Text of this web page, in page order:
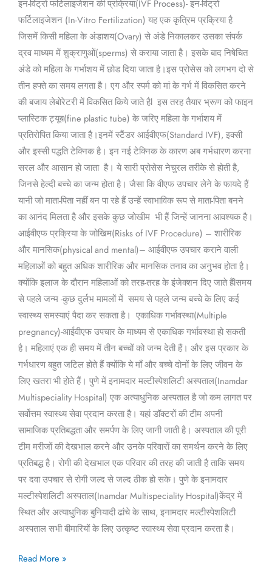
इन-विट्रो फर्टिलाइजेशन की प्रक्रिया(IVF Process)- इन-विट्रो
फर्टिलाइजेशन (In-Vitro Fertilization) यह एक कृत्रिम प्रक्रिया है
जिसमें किसी महिला के अंडाशय(Ovary) से अंडे निकालकर उसका संपर्क
द्रव माध्यम में शुक्राणुओं(sperms) से कराया जाता है। इसके बाद निषेचित
अंडे को महिला के गर्भाशय में छोड दिया जाता है।इस प्रोसेस को लगभग दो से
तीन हफ्ते का समय लगता है। एग और स्पर्म को मां के गर्भ में विकसित करने
की बजाय लेबोरेटरी में विकसित किये जाते हैl इस तरह तैयार भ्रूण को फाइन
प्लास्टिक ट्यूब(fine plastic tube) के जरिए महिला के गर्भाशय में
प्रतिरोपित किया जाता है।इनमें स्टैंडर आईवीएफ(Standard IVF), इक्सी
और इस्सी पद्धति टेक्निक है। इन नई टेक्निक के कारण अब गर्भधारण करना
सरल और आसान हो जाता है। ये सारी प्रोसेस नेचुरल तरीके से होती है,
जिनसे हेल्दी बच्चे का जन्म होता है। जैसा कि वीएफ उपचार लेने के फायदे हैं
यानी जो माता-पिता नहीं बन पा रहे हैं उन्हें स्वाभाविक रूप से माता-पिता बनने
का आनंद मिलता है और इसके कुछ जोखीम भी हैं जिन्हें जानना आवश्यक है।
आईवीएफ प्रक्रिया के जोखिम(Risks of IVF Procedure) – शारीरिक
और मानसिक(physical and mental)– आईवीएफ उपचार कराने वाली
महिलाओं को बहुत अधिक शारीरिक और मानसिक तनाव का अनुभव होता है।
क्योंकि इलाज के दौरान महिलाओं को तरह-तरह के इंजेक्शन दिए जाते हैंlसमय
से पहले जन्म -कुछ दुर्लभ मामलों में समय से पहले जन्म बच्चे के लिए कई
स्वास्थ्य समस्याएं पैदा कर सकता है। एकाधिक गर्भावस्था(Multiple
pregnancy)-आईवीएफ उपचार के माध्यम से एकाधिक गर्भावस्था हो सकती
है। महिलाएं एक ही समय में तीन बच्चों को जन्म देती हैं। और इस प्रकार के
गर्भधारण बहुत जटिल होते हैं क्योंकि ये माँ और बच्चे दोनों के लिए जीवन के
लिए खतरा भी होते हैं। पुणे में इनामदार मल्टीस्पेशलिटी अस्पताल(Inamdar
Multispeciality Hospital) एक अत्याधुनिक अस्पताल है जो कम लागत पर
सर्वोत्तम स्वास्थ्य सेवा प्रदान करता है। यहां डॉक्टरों की टीम अपनी
सामाजिक प्रतिबद्धता और समर्पण के लिए जानी जाती है। अस्पताल की पूरी
टीम मरीजों की देखभाल करने और उनके परिवारों का समर्थन करने के लिए
प्रतिबद्ध है। रोगी की देखभाल एक परिवार की तरह की जाती है ताकि समय
पर दवा उपचार से रोगी जल्द से जल्द ठीक हो सके। पुणे के इनामदार
मल्टीस्पेशलिटी अस्पताल(Inamdar Multispeciality Hospital)केंद्र में
स्थित और अत्याधुनिक बुनियादी ढांचे के साथ, इनामदार मल्टीस्पेशलिटी
अस्पताल सभी बीमारियों के लिए उत्कृष्ट स्वास्थ्य सेवा प्रदान करता है।
Read More »